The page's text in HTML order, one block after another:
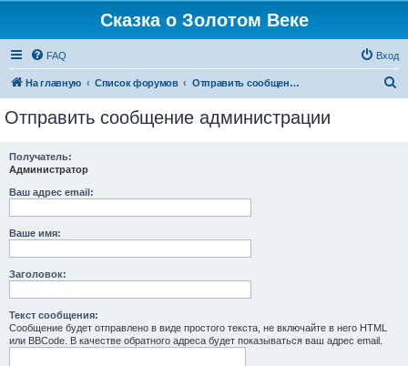
Сказка о Золотом Веке
FAQ Вход
На главную Список форумов Отправить сообщение администрации
Отправить сообщение администрации
Получатель:
Администратор
Ваш адрес email:
Ваше имя:
Заголовок:
Текст сообщения:
Сообщение будет отправлено в виде простого текста, не включайте в него HTML
или BBCode. В качестве обратного адреса будет показываться ваш адрес email.